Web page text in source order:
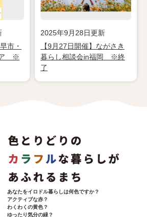
市・
ア ※
2025年9月28日更新
【9月27日開催】ながさき
暮らし相談会in福岡 ※終
了
あなたをイロドル暮らしは何色ですか？
アクティブな赤？
わくわくの黄色？
ゆったり気分の緑？